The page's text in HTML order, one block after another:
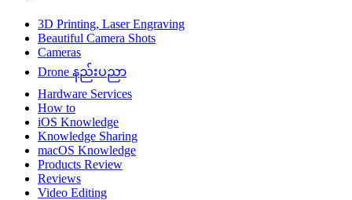
3D Printing, Laser Engraving
Beautiful Camera Shots
Cameras
Drone နည်းပညာ
Hardware Services
How to
iOS Knowledge
Knowledge Sharing
macOS Knowledge
Products Review
Reviews
Video Editing